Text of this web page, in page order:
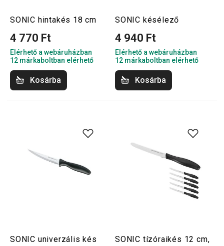
SONIC hintakés 18 cm
4 770 Ft
Elérhető a webáruházban
12 márkaboltban elérhető
Kosárba
SONIC késélező
4 940 Ft
Elérhető a webáruházban
12 márkaboltban elérhető
Kosárba
SONIC univerzális kés
SONIC tízóraikés 12 cm,